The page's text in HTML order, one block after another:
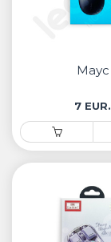
Маус
7 EUR.